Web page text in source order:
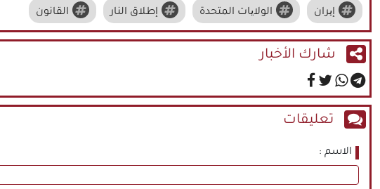
إیران الولایات المتحدة إطلاق النار القانون
شارك الأخبار
تعليقات
الاسم